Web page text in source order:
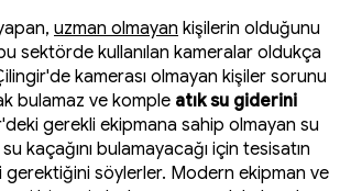
uzman olmayan kişilerin olduğunu
sektörde kullanılan kameralar oldukça
kamerası olmayan kişiler sorunu
bulamaz ve komple atık su giderini
gerekli ekipmana sahip olmayan su
kaçağını bulamayacağı için tesisatın
gerektiğini söylerler. Modern ekipman ve